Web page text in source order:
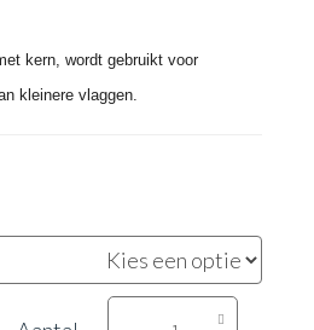
kern, wordt gebruikt voor
kleinere vlaggen.